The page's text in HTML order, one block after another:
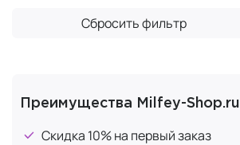
Регенерация
Лечение выпадения +46
Сильная фиксация
Сбросить фильтр
Преимущества Milfey-Shop.ru
Скидка 10% на первый заказ